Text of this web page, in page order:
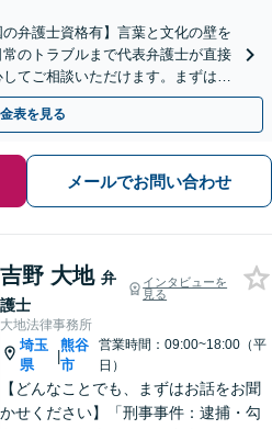
弁護士資格有】言葉と文化の壁を
のトラブルまで代表弁護士が直接
てご相談いただけます。まずは一
相談無料】
表を見る
メールでお問い合わせ
吉野 大地 弁
護士
インタビューを
見る
大地法律事務所
埼玉
県
|
熊谷
市
営業時間：09:00~18:00（平
日）
【どんなことでも、まずはお話をお聞
かせください】「刑事事件：逮捕・勾